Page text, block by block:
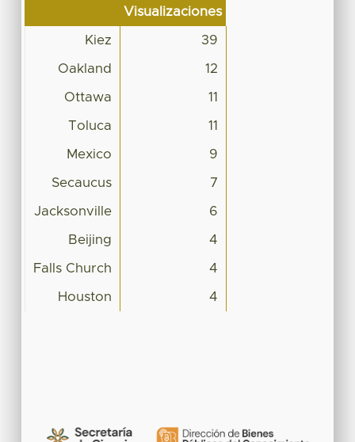
Visualizaciones
Kiez 39
Oakland 12
Ottawa 11
Toluca 11
Mexico 9
Secaucus 7
Jacksonville 6
Beijing 4
Falls Church 4
Houston 4